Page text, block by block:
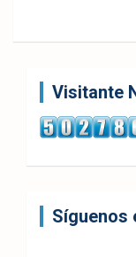
Visitante
Síguenos